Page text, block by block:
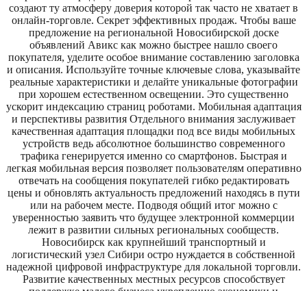
создают ту атмосферу доверия которой так часто не хватает в
онлайн-торговле. Секрет эффективных продаж. Чтобы ваше
предложение на региональной Новосибирской доске
объявлений Авикс как можно быстрее нашло своего
покупателя, уделите особое внимание составлению заголовка
и описания. Используйте точные ключевые слова, указывайте
реальные характеристики и делайте уникальные фотографии
при хорошем естественном освещении. Это существенно
ускорит индексацию страниц роботами. Мобильная адаптация
и перспективы развития Отдельного внимания заслуживает
качественная адаптация площадки под все виды мобильных
устройств ведь абсолютное большинство современного
трафика генерируется именно со смартфонов. Быстрая и
легкая мобильная версия позволяет пользователям оперативно
отвечать на сообщения покупателей гибко редактировать
цены и обновлять актуальность предложений находясь в пути
или на рабочем месте. Подводя общий итог можно с
уверенностью заявить что будущее электронной коммерции
лежит в развитии сильных региональных сообществ.
Новосибирск как крупнейший транспортный и
логистический узел Сибири остро нуждается в собственной
надежной цифровой инфраструктуре для локальной торговли.
Развитие качественных местных ресурсов способствует